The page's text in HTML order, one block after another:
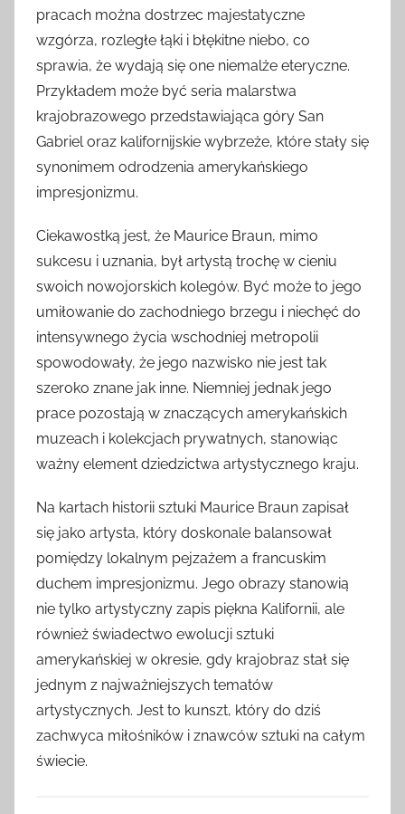
pracach można dostrzec majestatyczne
wzgórza, rozległe łąki i błękitne niebo, co
sprawia, że wydają się one niemalże eteryczne.
Przykładem może być seria malarstwa
krajobrazowego przedstawiająca góry San
Gabriel oraz kalifornijskie wybrzeże, które stały się
synonimem odrodzenia amerykańskiego
impresjonizmu.
Ciekawostką jest, że Maurice Braun, mimo
sukcesu i uznania, był artystą trochę w cieniu
swoich nowojorskich kolegów. Być może to jego
umiłowanie do zachodniego brzegu i niechęć do
intensywnego życia wschodniej metropolii
spowodowały, że jego nazwisko nie jest tak
szeroko znane jak inne. Niemniej jednak jego
prace pozostają w znaczących amerykańskich
muzeach i kolekcjach prywatnych, stanowiąc
ważny element dziedzictwa artystycznego kraju.
Na kartach historii sztuki Maurice Braun zapisał
się jako artysta, który doskonale balansował
pomiędzy lokalnym pejzażem a francuskim
duchem impresjonizmu. Jego obrazy stanowią
nie tylko artystyczny zapis piękna Kalifornii, ale
również świadectwo ewolucji sztuki
amerykańskiej w okresie, gdy krajobraz stał się
jednym z najważniejszych tematów
artystycznych. Jest to kunszt, który do dziś
zachwyca miłośników i znawców sztuki na całym
świecie.